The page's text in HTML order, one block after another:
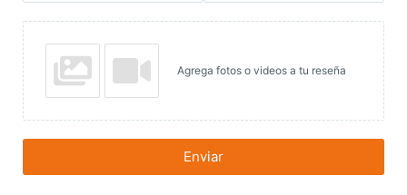
Agrega fotos o videos a tu reseña
Enviar